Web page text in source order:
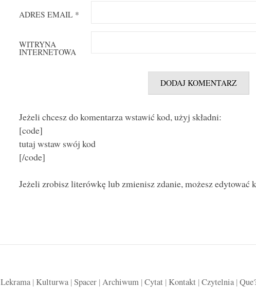
ADRES EMAIL *
WITRYNA
INTERNETOWA
Jeżeli chcesz do komentarza wstawić kod, użyj składni:
[code]
tutaj wstaw swój kod
[/code]
Jeżeli zrobisz literówkę lub zmienisz zdanie, możesz edytować
Lekrama| Kulturwa| Spacer| Archiwum| Cytat| Kontakt| Czytelnia|